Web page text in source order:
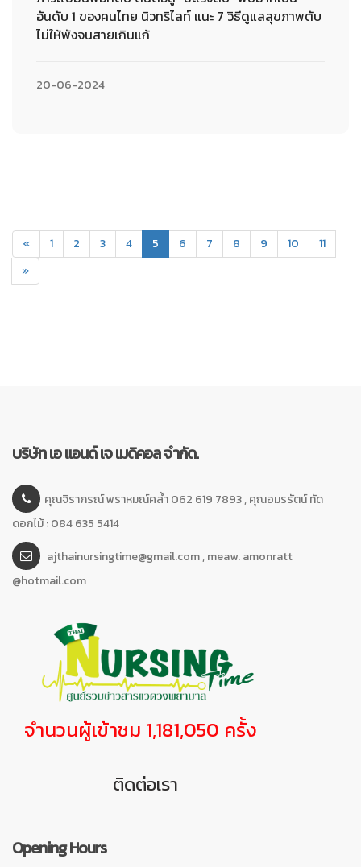
อันดับ 1 ของคนไทย นิวทริไลท์ แนะ 7 วิธีดูแลสุขภาพตับ
ไม่ให้พังจนสายเกินแก้
20-06-2024
« 1 2 3 4 5 (current)
6 7 8 9 10
11
»
บริษัท เอ แอนด์ เจ เมดิคอล จำกัด.
คุณจิราภรณ์ พราหมณ์คล้ำ 062 619 7893 , คุณอมรรัตน์ ทัด
ดอกไม้ : 084 635 5414
ajthainursingtime@gmail.com , meaw. amonratt
@hotmail.com
จำนวนผู้เข้าชม 1,181,050 ครั้ง
ติดต่อเรา
Opening Hours